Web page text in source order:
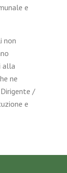
e
non
alla
ne
/
e